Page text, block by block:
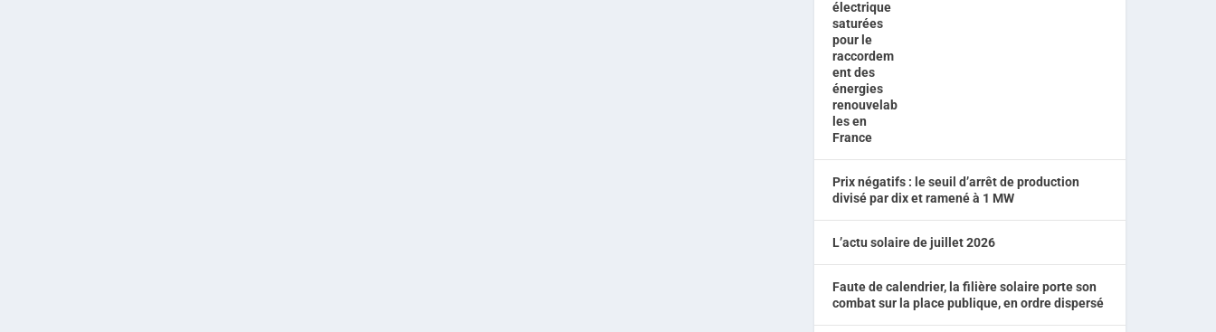
Prix négatifs : le seuil d’arrêt de production
divisé par dix et ramené à 1 MW
L’actu solaire de juillet 2026
Faute de calendrier, la filière solaire porte son
combat sur la place publique, en ordre dispersé